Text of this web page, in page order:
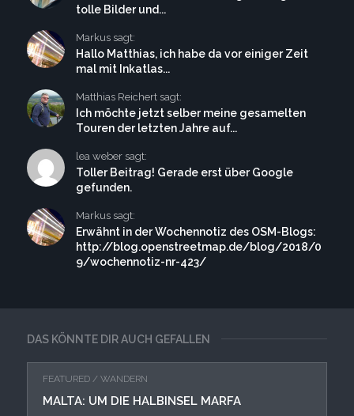
DAS KÖNNTE DIR AUCH GEFALLEN
FEATURED / WANDERN
MALTA: UM DIE HALBINSEL MARFA
tolle Bilder und...
Markus sagt:
Hallo Matthias, ich habe da vor einiger Zeit
mal mit Inkatlas...
Matthias Reichert sagt:
Ich möchte jetzt selber meine gesamelten
Touren der letzten Jahre auf...
lea weber sagt:
Toller Beitrag! Gerade erst über Google
gefunden.
Markus sagt:
Erwähnt in der Wochennotiz des OSM-Blogs:
http://blog.openstreetmap.de/blog/2018/0
9/wochennotiz-nr-423/